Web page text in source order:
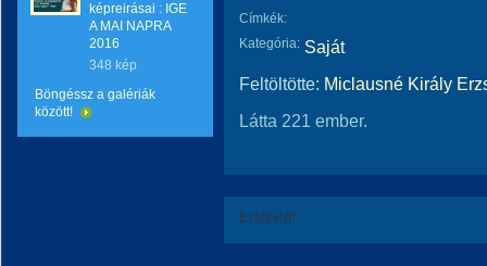
képreirásai : IGE
A MAI NAPRA
2016
348 kép
Böngéssz a galériák
között!
Címkék:
Kategória: Saját
Feltöltötte: Miclausné Király
Látta 221 ember.
Értékeld!